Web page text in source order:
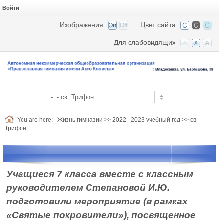
Войти
Цвет сайта
Изображения
Для слабовидящих
You are here: Жизнь гимназии >> 2022 - 2023 учебный год >> св.
Трифон
Учащиеся 7 класса вместе с классным
руководителем Степановой И.Ю.
подготовили мероприятие (в рамках
«Святые покровители»), посвященное